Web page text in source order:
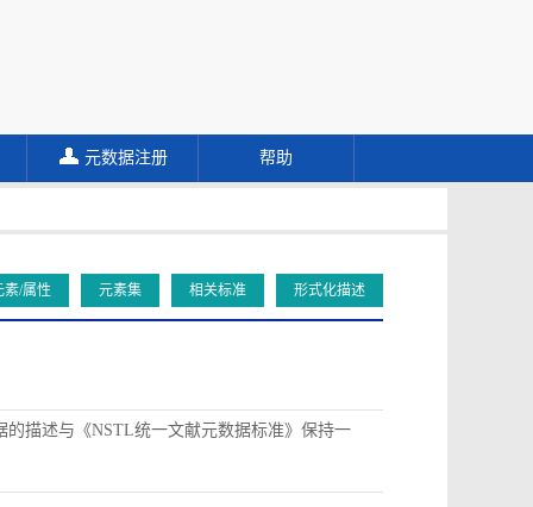
元数据注册 帮助
素/属性 元素集 相关标准 形式化描述
描述与《NSTL统一文献元数据标准》保持一